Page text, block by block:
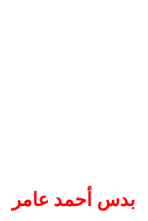
بدس أحمد عامر